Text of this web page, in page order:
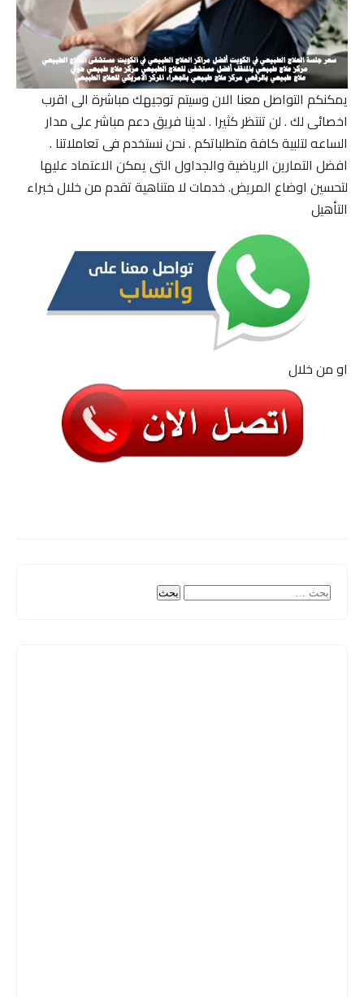
يمكنكم التواصل معنا الان وسيتم توجيهك مباشرة الى اقرب
اخصائى لك . لن تنتظر كثيرا . لدينا فريق دعم مباشر على مدار
الساعه لتلبية كافة متطلباتكم . نحن نستخدم فى تعاملاتنا .
افضل التمارين الرياضية والجداول التى يمكن الاعتماد عليها
لتحسين اوضاع المريض. خدمات لا متناهية تقدم من خلال خبراء
التأهيل
او من خلال
البحث